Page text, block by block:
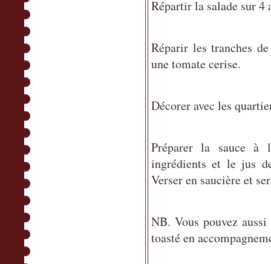
Répartir la salade sur 4
Réparir les tranches
une tomate cerise.
Décorer avec les
Préparer la sauce à
ingrédients et le jus
Verser en saucière et
NB. Vous pouvez
toasté en